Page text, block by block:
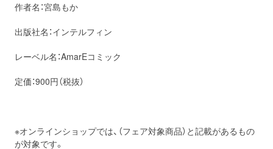
作者名：宮島もか
出版社名：インテルフィン
レーベル名：AmarEコミック
定価：900円（税抜）
※オンラインショップでは、（フェア対象商品）と記載があるもの
が対象です。